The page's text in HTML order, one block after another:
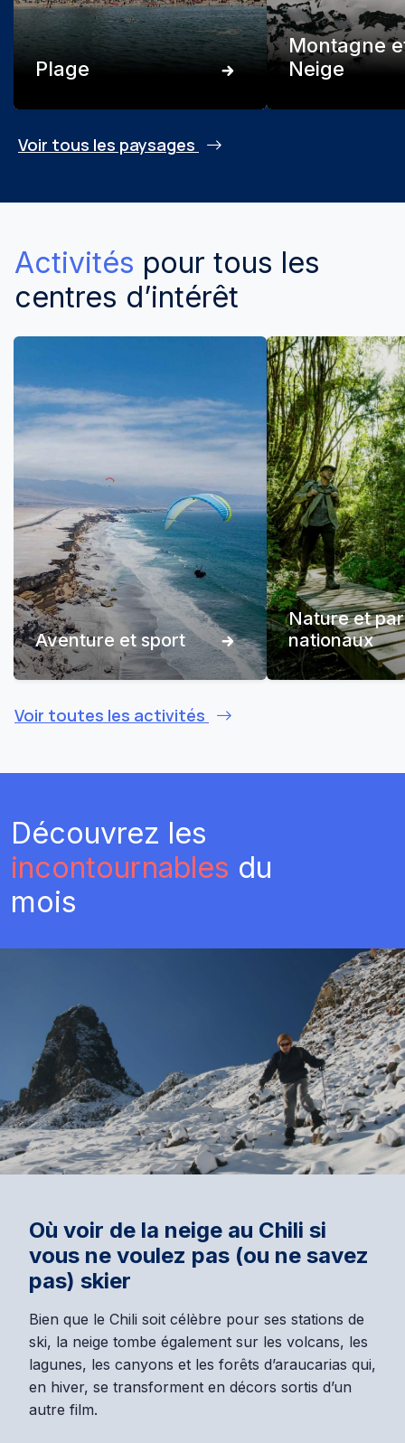
Plage
Montagne
Neige
Voir tous les paysages
Activités pour tous les
centres d’intérêt
Aventure et sport
Nature et
nationaux
Voir toutes les activités
Découvrez les
incontournables du
mois
Où voir de la neige au Chili si
vous ne voulez pas (ou ne savez
pas) skier
Bien que le Chili soit célèbre pour ses stations de
ski, la neige tombe également sur les volcans, les
lagunes, les canyons et les forêts d’araucarias qui,
en hiver, se transforment en décors sortis d’un
autre film.